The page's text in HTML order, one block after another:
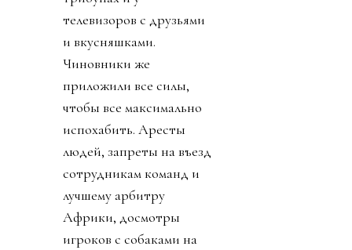
телевизоров с друзьями
и вкусняшками.
Чиновники же
приложили все силы,
чтобы все максимально
испохабить. Аресты
людей, запреты на въезд
сотрудникам команд и
лучшему арбитру
Африки, досмотры
игроков с собаками на